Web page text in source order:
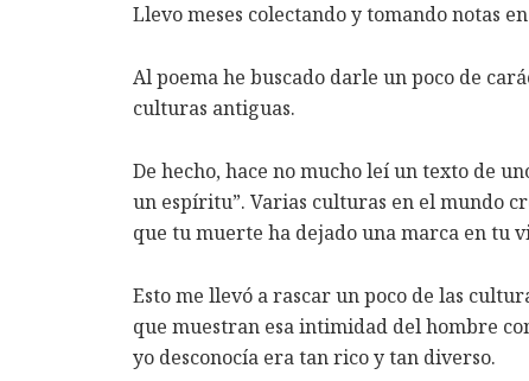
Llevo meses colectando y tomando notas
Al poema he buscado darle un poco de
culturas antiguas.
De hecho, hace no mucho leí un texto de
un espíritu”. Varias culturas en el mundo
que tu muerte ha dejado una marca en tu
Esto me llevó a rascar un poco de las
que muestran esa intimidad del hombre
yo desconocía era tan rico y tan diverso.